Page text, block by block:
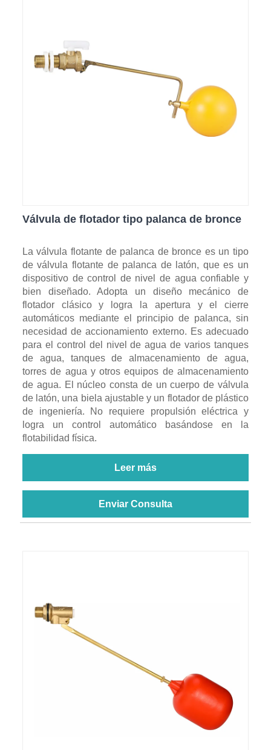
Válvula de flotador tipo palanca de bronce
La válvula flotante de palanca de bronce es un tipo
de válvula flotante de palanca de latón, que es un
dispositivo de control de nivel de agua confiable y
bien diseñado. Adopta un diseño mecánico de
flotador clásico y logra la apertura y el cierre
automáticos mediante el principio de palanca, sin
necesidad de accionamiento externo. Es adecuado
para el control del nivel de agua de varios tanques
de agua, tanques de almacenamiento de agua,
torres de agua y otros equipos de almacenamiento
de agua. El núcleo consta de un cuerpo de válvula
de latón, una biela ajustable y un flotador de plástico
de ingeniería. No requiere propulsión eléctrica y
logra un control automático basándose en la
flotabilidad física.
Leer más
Enviar Consulta